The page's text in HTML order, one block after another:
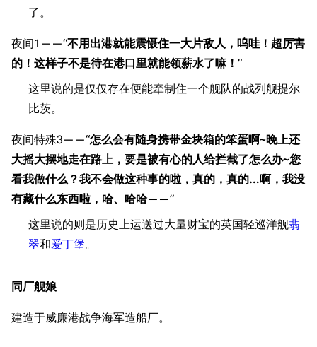
特殊页面
港区系统
头像
音乐
提督府
收藏室
宿舍与家具
餐厅与料理
学院与战术
放映厅
杂学考据
考据勘误汇总
历代登录界面
术语词典
特殊成就
物品道具
舰船归宿一览
游戏动态
卫星观测
运营历史
参与画师
艾拉微博存档
了。
夜间1——“不用出港就能震慑住一大片敌人，呜哇！超厉害
的！这样子不是待在港口里就能领薪水了嘛！ ”
这里说的是仅仅存在便能牵制住一个舰队的战列舰提尔
比茨。
夜间特殊3——“怎么会有随身携带金块箱的笨蛋啊~晚上还
大摇大摆地走在路上，要是被有心的人给拦截了怎么办~您
看我做什么？我不会做这种事的啦，真的，真的…啊，我没
有藏什么东西啦，哈、哈哈——”
这里说的则是历史上运送过大量财宝的英国轻巡洋舰翡
翠和爱丁堡。
同厂舰娘
建造于威廉港战争海军造船厂。